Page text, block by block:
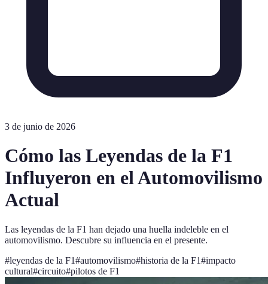
3 de junio de 2026
Cómo las Leyendas de la F1
Influyeron en el Automovilismo
Actual
Las leyendas de la F1 han dejado una huella indeleble en el
automovilismo. Descubre su influencia en el presente.
#leyendas de la F1#automovilismo#historia de la F1#impacto
cultural#circuito#pilotos de F1